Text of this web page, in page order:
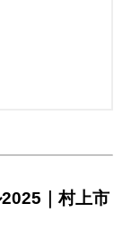
｜村上市